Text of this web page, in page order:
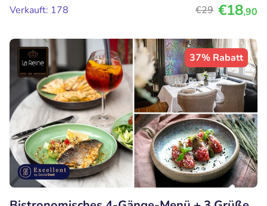
Verkauft: 178
€29 €18,90
37% Rabatt